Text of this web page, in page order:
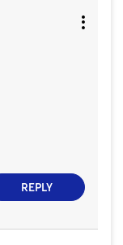
REPLY